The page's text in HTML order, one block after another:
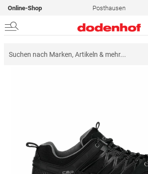
Online-Shop Posthausen